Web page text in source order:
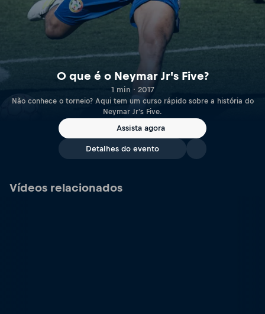
O que é o Neymar Jr's Five?
1 min · 2017
Não conhece o torneio? Aqui tem um curso rápido sobre a história do
Neymar Jr's Five.
Assista agora
Detalhes do evento
Vídeos relacionados